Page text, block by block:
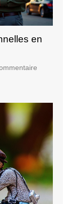
en
sur
vs
marketing
moderne